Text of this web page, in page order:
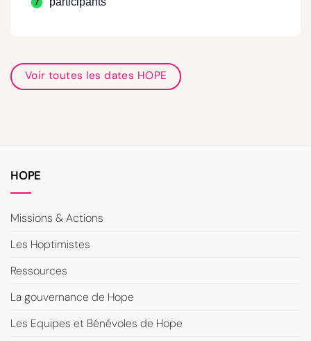
7
Voir toutes les dates HOPE
HOPE
Missions & Actions
Les Hoptimistes
Ressources
La gouvernance de Hope
Les Equipes et Bénévoles de Hope